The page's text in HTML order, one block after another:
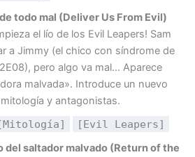
todo mal (Deliver Us From Evil)
el lío de los Evil Leapers! Sam
a Jimmy (el chico con síndrome de
pero algo va mal… Aparece
malvada». Introduce un nuevo
y antagonistas.
[Evil Leapers]
del saltador malvado (Return of the